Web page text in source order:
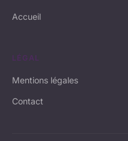
Accueil
LÉGAL
Mentions légales
Contact